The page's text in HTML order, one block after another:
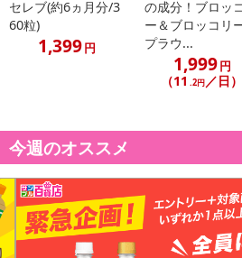
【キャンセルについて】
※お申込み後のキャンセルはお受けでき
記載されている内容を必ずご確認いただ
参考の掲載画像や画像内のバーコードな
る場合がございます。
また、[新たな加工食品の原料原産地表
了により、商品詳細内に記載の原産国・
合がございます。
あらかじめご了承いただいた上でお申込
セレブ(約6ヵ月分/3
60粒)
1,399円
の成分！ブロッ
ー＆ブロッコリ
プラウ...
1,999円
（11 .2円／日）
今週のオススメ